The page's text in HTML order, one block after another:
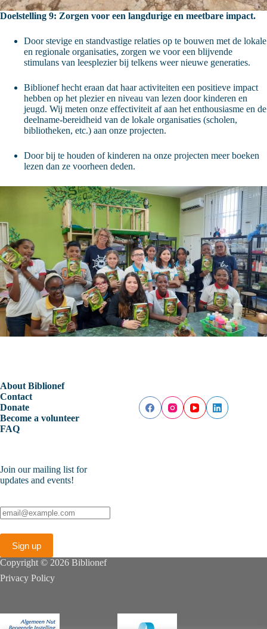
Doelstelling 9: Zorgen voor een langdurige en meetbare impact.
Door stevige en standvastige relaties op te bouwen met de lokale
en regionale organisaties, zorgen we voor een blijvende
stimulans van leesplezier bij telkens weer nieuwe generaties.
Biblionef hecht eraan dat haar activiteiten een positieve impact
hebben op het plezier en niveau van lezen door kinderen en
jeugd. Wij meten onze effectiviteit af aan het enthousiasme en de
deelname-bereidheid van de lokale organisaties (scholen,
bibliotheken, etc.) aan onze projecten.
Door bij te houden of kinderen na onze projecten meer boeken
lezen dan ze voorheen deden.
About Biblionef
Contact
Donate
Become a volunteer
FAQ
Join our mailing list for
updates and events!
Copyright © 2026 Biblionef
Privacy Policy